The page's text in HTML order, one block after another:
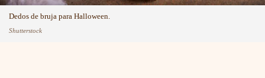
Dedos de bruja para Halloween.
Shutterstock